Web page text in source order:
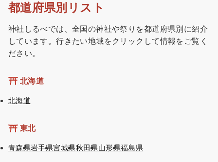
都道府県別リスト
神社しるべでは、全国の神社や祭りを都道府県別に紹介
しています。行きたい地域をクリックして情報をご覧く
ださい。
北海道
北海道
東北
青森県岩手県宮城県秋田県山形県福島県